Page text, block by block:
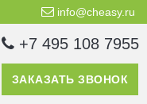
info@cheasy.ru
+7 495 108 7955
ЗАКАЗАТЬ ЗВОНОК